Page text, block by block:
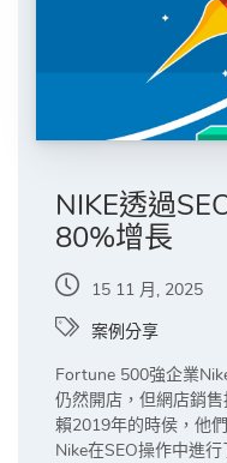
NIKE透過
80%增長
15 11 月, 2025
案例分享
Fortune 500強企業
仍然開店，但網店銷
賴2019年的時侯，他
Nike在SEO操作中進